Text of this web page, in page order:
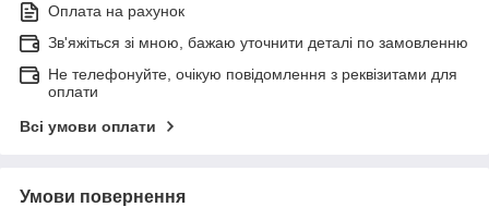
Оплата на рахунок
Зв'яжіться зі мною, бажаю уточнити деталі по замовленню
Не телефонуйте, очікую повідомлення з реквізитами для
оплати
Всі умови оплати
Умови повернення